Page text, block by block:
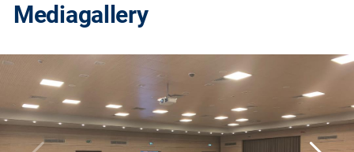
Partner
SGS
Paralimpico
Serie
A
Women
mediagallery